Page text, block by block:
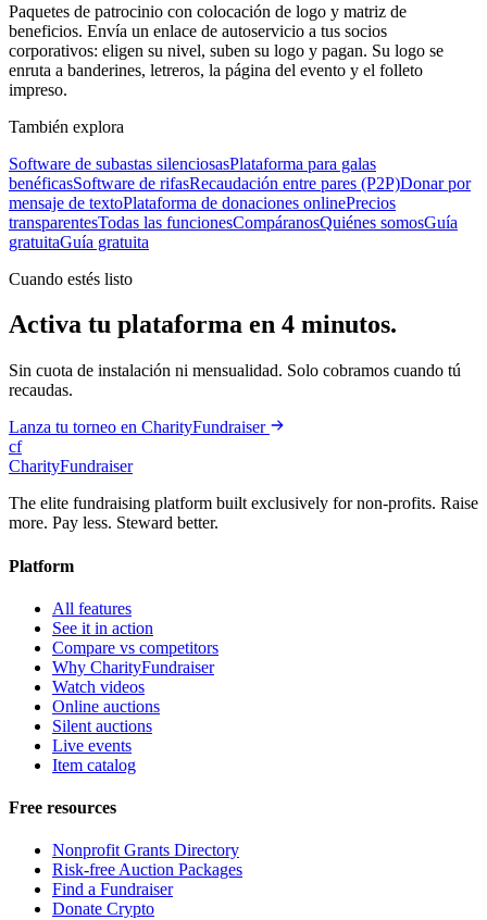
Paquetes de patrocinio con colocación de logo y matriz de
beneficios. Envía un enlace de autoservicio a tus socios
corporativos: eligen su nivel, suben su logo y pagan. Su logo se
enruta a banderines, letreros, la página del evento y el folleto
impreso.
También explora
Software de subastas silenciosasPlataforma para galas
benéficasSoftware de rifasRecaudación entre pares (P2P)Donar por
mensaje de textoPlataforma de donaciones onlinePrecios
transparentesTodas las funcionesCompáranosQuiénes somosGuía
gratuitaGuía gratuita
Cuando estés listo
Activa tu plataforma en 4 minutos.
Sin cuota de instalación ni mensualidad. Solo cobramos cuando tú
recaudas.
Lanza tu torneo en CharityFundraiser
cf
CharityFundraiser
The elite fundraising platform built exclusively for non-profits. Raise
more. Pay less. Steward better.
Platform
All features
See it in action
Compare vs competitors
Why CharityFundraiser
Watch videos
Online auctions
Silent auctions
Live events
Item catalog
Free resources
Nonprofit Grants Directory
Risk-free Auction Packages
Find a Fundraiser
Donate Crypto